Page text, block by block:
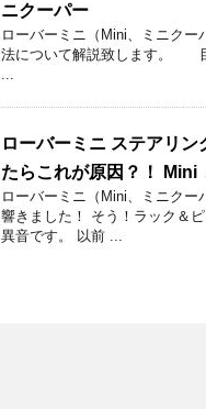
ニクーパー
ローバーミニ（Mini、ミニク
法について解説致します。 目
...
ローバーミニ ステアリ
たらこれが原因？！ Mini
ローバーミニ（Mini、ミニク
響きました！ そう！ラック＆
異音です。 以前 ...